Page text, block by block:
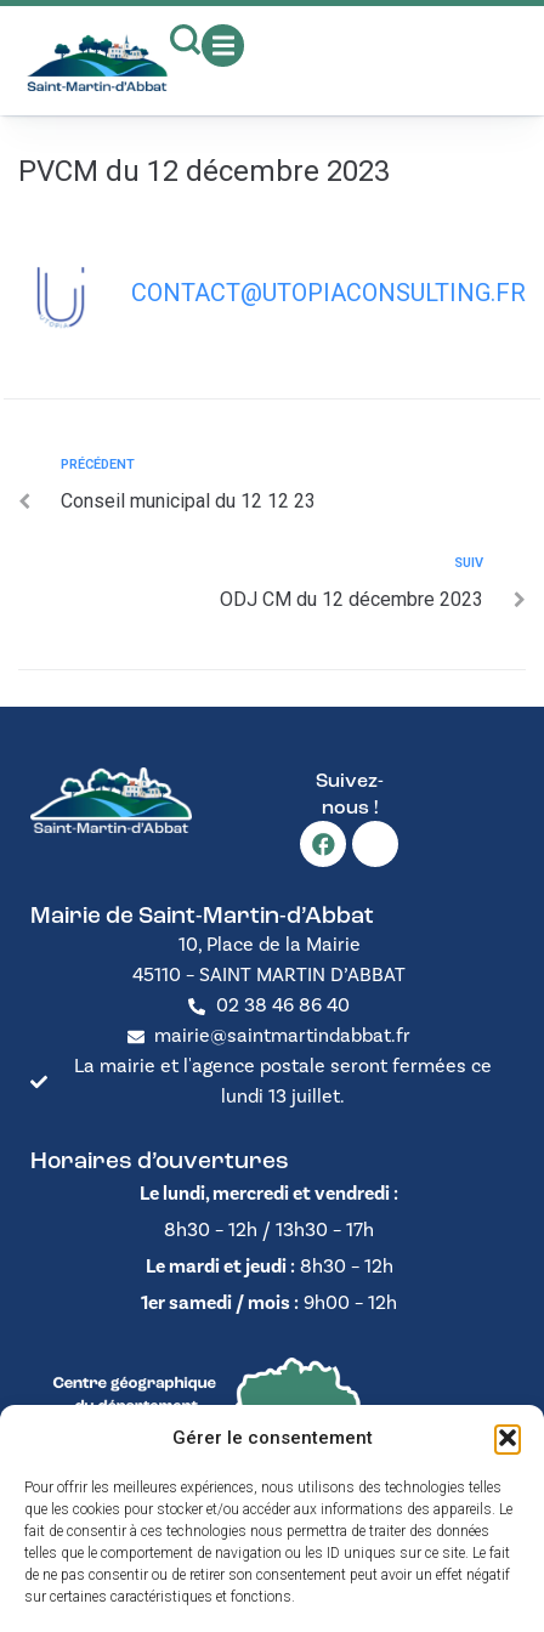
Gérer le consentement
Pour offrir les meilleures expériences, nous utilisons des technologies telles
que les cookies pour stocker et/ou accéder aux informations des appareils. Le
fait de consentir à ces technologies nous permettra de traiter des données
telles que le comportement de navigation ou les ID uniques sur ce site. Le fait
de ne pas consentir ou de retirer son consentement peut avoir un effet négatif
sur certaines caractéristiques et fonctions.
PVCM du 12 décembre 2023
CONTACT@UTOPIACONSULTING.FR
PRÉCÉDENT
Conseil municipal du 12 12 23
SUIV
ODJ CM du 12 décembre 2023
Suivez-
nous !
Mairie de Saint-Martin-d’Abbat
10, Place de la Mairie
45110 – SAINT MARTIN D’ABBAT
02 38 46 86 40
mairie@saintmartindabbat.fr
La mairie et l'agence postale seront fermées ce
lundi 13 juillet.
Horaires d’ouvertures
Le lundi, mercredi et vendredi :
8h30 – 12h / 13h30 – 17h
Le mardi et jeudi :8h30 – 12h
1er samedi / mois : 9h00 – 12h